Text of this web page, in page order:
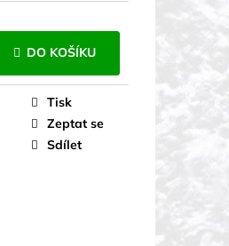
DO KOŠÍKU
Tisk
Zeptat se
Sdílet